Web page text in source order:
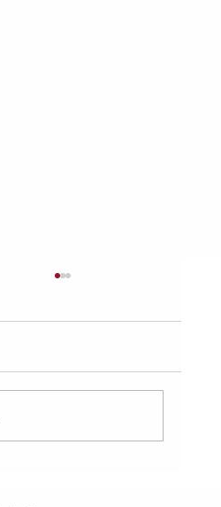
て、パイプの支持間隔（支持ピ
重要なポイントです。適切な支
ければ、パイプが自重や内部の
み、破損や漏水の原因になりま